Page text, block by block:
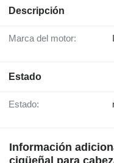
Descripción
Marca del motor:
Estado
Estado:
Información